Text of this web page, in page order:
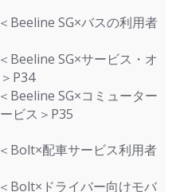
Beeline SG×バスの利用者
Beeline SG×サービス・オ
P34
Beeline SG×コミューター
ビス＞P35
Bolt×配車サービス利用者
Bolt×ドライバー向けモバ